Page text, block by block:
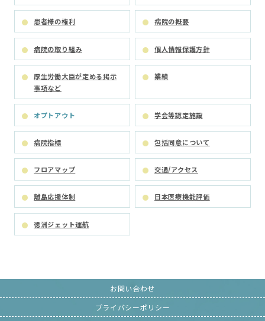
患者様の権利 病院の概要
病院の取り組み 個人情報保護方針
厚生労働大臣が定める掲示
事項など
業績
オプトアウト 学会等認定施設
病院指標 包括同意について
フロアマップ 交通/アクセス
離島応援体制 日本医療機能評価
徳洲ジェット運航
お問い合わせ
プライバシーポリシー